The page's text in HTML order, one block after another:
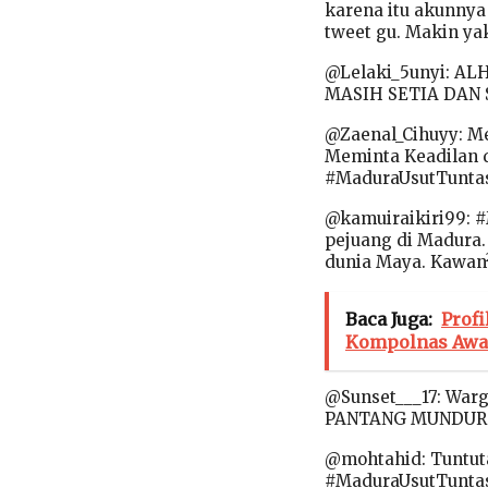
karena itu
tweet gu. Makin
@Lelaki_5unyi:
MASIH SETIA DAN
@Zaenal_Cihuyy:
Meminta Keadilan
@kamuiraikiri99:
pejuang di
dunia Maya.
Baca Juga:
Kompolnas
@Sunset___17:
PANTANG
@mohtahid: